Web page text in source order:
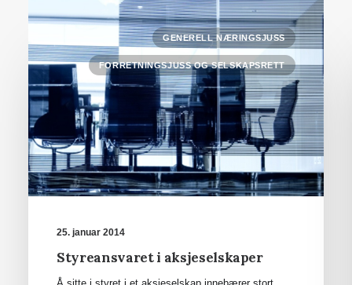
GENERELL NÆRINGSJUSS
FORRETNINGSJUSS OG SELSKAPSRETT
25. januar 2014
Styreansvaret i aksjeselskaper